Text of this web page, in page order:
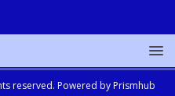
reserved. Powered by Prismhub